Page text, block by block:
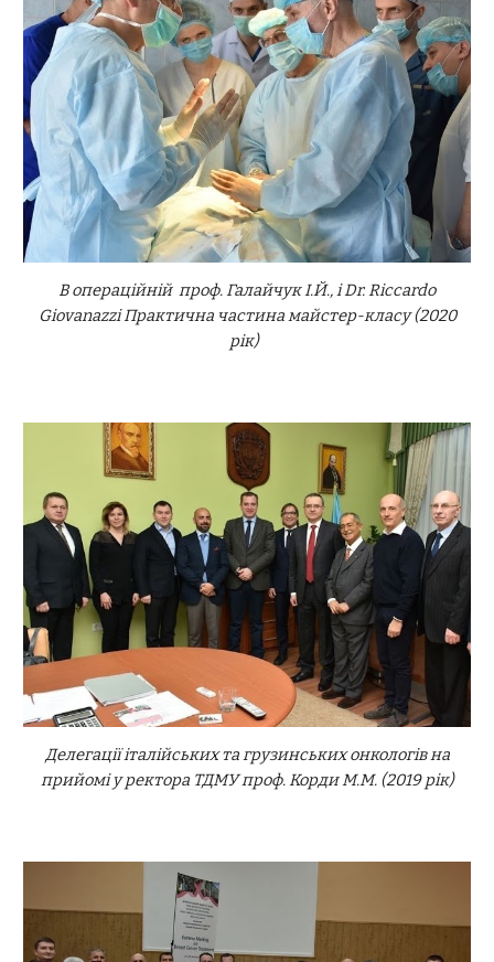
В операційній проф. Галайчук І.Й., і Dr. Riccardo
Giovanazzi Практична частина майстер-класу (2020
рік)
Делегації італійських та грузинських онкологів на
прийомі у ректора ТДМУ проф. Корди М.М. (2019 рік)